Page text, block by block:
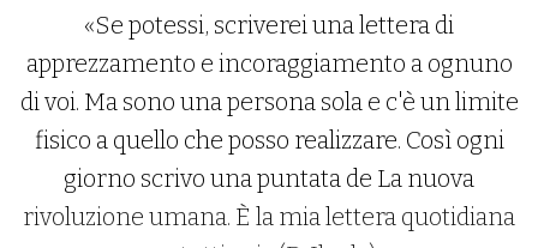
«Se potessi, scriverei una lettera di
apprezzamento e incoraggiamento a ognuno
di voi. Ma sono una persona sola e c'è un limite
fisico a quello che posso realizzare. Così ogni
giorno scrivo una puntata de La nuova
rivoluzione umana. È la mia lettera quotidiana